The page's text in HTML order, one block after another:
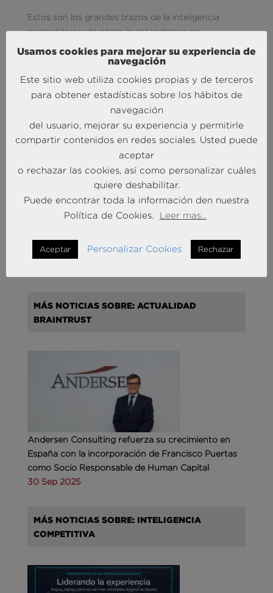
Estos son los grandes trazos de la inteligencia
competitiva y de cómo la entendemos en
paso que podamos facilitar aplicando esta disciplina
clientes, y por ello queremos seguir siendo una de
las consultoras de referencia en la materia. Más que
un binomio de moda, la inteligencia competitiva
marca una dirección adecuada, un rumbo acertado
y unos objetivos ligados a la superación, a la
consolidación y al crecimiento.
Photo byOlu EletuonUnsplash
MÁS NOTICIAS SOBRE: ACTUALIDAD
BRAINTRUST
Andersen Consulting refuerza su crecimiento en
España con la incorporación de Francisco Puertas
como Socio Responsable de Human Capital
30 Sep 2025
MÁS NOTICIAS SOBRE: INTELIGENCIA
COMPETITIVA
Usamos cookies para mejorar su experiencia de
navegación
Este sitio web utiliza cookies propias y de terceros
para obtener estadísticas sobre los hábitos de
navegación
del usuario, mejorar su experiencia y permitirle
compartir contenidos en redes sociales. Usted puede
aceptar
o rechazar las cookies, así como personalizar cuáles
quiere deshabilitar.
Puede encontrar toda la información den nuestra
Política de Cookies.
Leer mas...
Aceptar Personalizar Cookies Rechazar